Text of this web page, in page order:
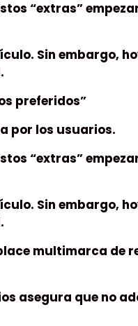
“extras”
Sin embargo,
preferidos”
por los usuarios.
“extras”
Sin embargo,
multimarca de
asegura que no